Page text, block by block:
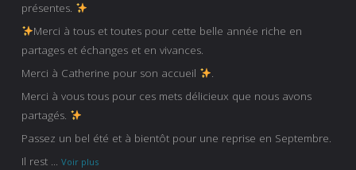
présentes.
Merci à tous et toutes pour cette belle année riche en
partages et échanges et en vivances.
Merci à Catherine pour son accueil
.
Merci à vous tous pour ces mets délicieux que nous avons
partagés.
Passez un bel été et à bientôt pour une reprise en Septembre.
Il rest ... Voir plus